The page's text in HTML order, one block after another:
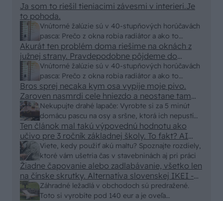
Vnútorné žalúzie sú v 40-stupňových horúčavách
pasca: Prečo z okna robia radiátor a ako to
vyriešiť za pár eur?
Ja som to riešil tieniacimi závesmi v interieri.Je
to pohoda.
Vnútorné žalúzie sú v 40-stupňových horúčavách
pasca: Prečo z okna robia radiátor a ako to
vyriešiť za pár eur?
Akurát ten problém doma riešime na oknách z
južnej strany. Pravdepodobne pôjdeme do
vonkajšieho tienenia na spôsob markízy
250x150cm. Čínsky predajcovia idú okolo 100
eur kus.
Nekupujte drahé lapače: Vyrobte si za 5 minút
domácu pascu na osy a sršne, ktorá ich nepustí
von
Bros sprej necaka kym osa vypije moje pivo.
Zaroven nasmrdi cele hniezdo a neostane tam
nic zive. Vasa pasca naucinke moc efektivne.
Skor pritiahne slimaky
Viete, kedy použiť akú maltu? Spoznajte rozdiely,
ktoré vám ušetria čas v stavebninách aj pri práci
Ten článok mal takú výpovednú hodnotu ako
učivo pre 3 ročník základnej školy. To fakt? AI
alebo nejaka kniha z VŠ? Dnešné rychlotvrdnuce
malty - pevnosť 40 Mpa a doba schnutia tak 15
minut , k tomu vodotesné s kryštálikou. A rozdiel
- schnutie a zretie. Nič?
Záhradné ležadlá v obchodoch sú predražené.
Toto si vyrobíte pod 140 eur a je oveľa
Žiadne čapovanie alebo zadlabávanie, všetko len
na čínske skrutky. Alternatíva slovenskej IKEI -
čo sa týka pevnosti. Autor si nedal veľa námahy s
remeselným spracovaním, škoda. No lepšie než